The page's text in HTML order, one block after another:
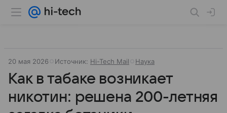
20 мая 2026 Источник: Hi-Tech Mail Наука
Как в табаке возникает
никотин: решена 200-летняя